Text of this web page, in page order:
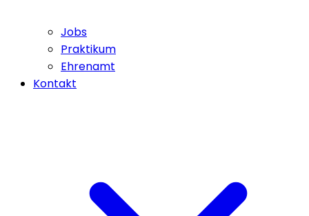
Jobs
Praktikum
Ehrenamt
Kontakt